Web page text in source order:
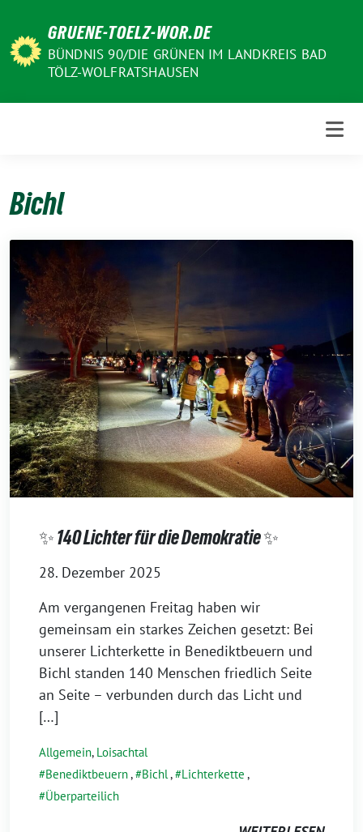
zum
Inhalt
GRUENE-TOELZ-WOR.DE
BÜNDNIS 90/DIE GRÜNEN IM LANDKREIS BAD
TÖLZ-WOLFRATSHAUSEN
Bichl
✨ 140 Lichter für die Demokratie ✨
28. Dezember 2025
Am vergangenen Freitag haben wir
gemeinsam ein starkes Zeichen gesetzt: Bei
unserer Lichterkette in Benediktbeuern und
Bichl standen 140 Menschen friedlich Seite
an Seite – verbunden durch das Licht und
[…]
Allgemein, Loisachtal
Benediktbeuern, Bichl, Lichterkette ,
Überparteilich